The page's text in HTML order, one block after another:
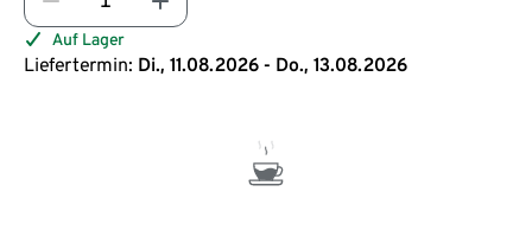
Auf Lager
Liefertermin: Di., 11.08.2026 - Do., 13.08.2026